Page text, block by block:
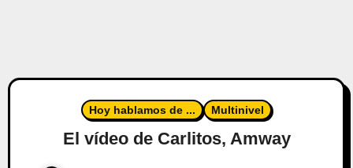
Hoy hablamos de ... Multinivel
El vídeo de Carlitos, Amway